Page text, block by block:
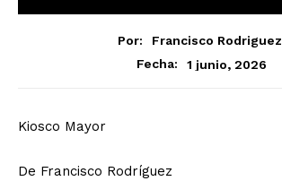
Por:
Francisco Rodriguez
Fecha:
1 junio, 2026
Kiosco Mayor
De Francisco Rodríguez